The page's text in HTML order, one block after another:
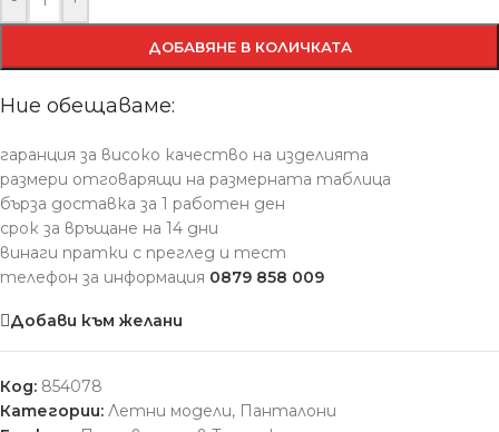
ДОБАВЯНЕ В КОЛИЧКАТА
Ние обещаваме:
гаранция за високо качество на изделията
размери отговарящи на размерната таблица
бърза доставка за 1 работен ден
срок за връщане на 14 дни
винаги пратки с преглед и тест
телефон за информация 0879 858 009
Добави към желани
Код: 854078
Категории: Летни модели, Панталони